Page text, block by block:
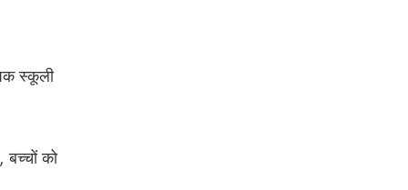
स्कूली
बच्चों को